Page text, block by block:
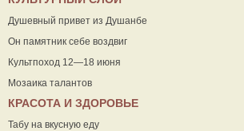
Душевный привет из Душанбе
Он памятник себе воздвиг
Культпоход 12—18 июня
Мозаика талантов
КРАСОТА И ЗДОРОВЬЕ
Табу на вкусную еду